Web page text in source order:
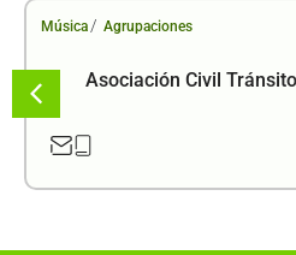
Música / Agrupaciones
Asociación Civil